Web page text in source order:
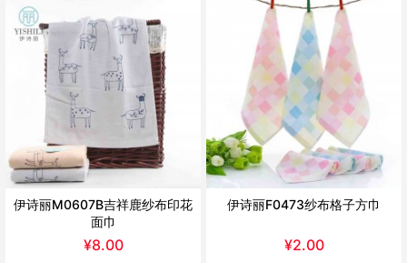
伊诗丽M0607B吉祥鹿纱布印花
面巾
¥8.00
伊诗丽F0473纱布格子方巾
¥2.00